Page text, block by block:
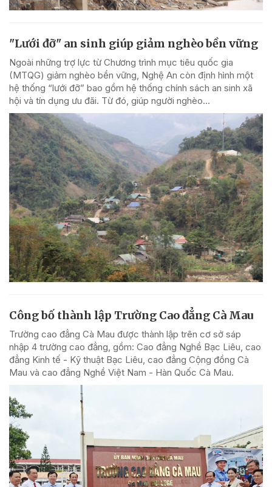
"Lưới đỡ" an sinh giúp giảm nghèo bền vững
Ngoài những trợ lực từ Chương trình mục tiêu quốc gia
(MTQG) giảm nghèo bền vững, Nghệ An còn định hình một
hệ thống “lưới đỡ” bao gồm hệ thống chính sách an sinh xã
hội và tín dụng ưu đãi. Từ đó, giúp người nghèo...
Công bố thành lập Trường Cao đẳng Cà Mau
Trường cao đẳng Cà Mau được thành lập trên cơ sở sáp
nhập 4 trường cao đẳng, gồm: Cao đẳng Nghề Bạc Liêu, cao
đẳng Kinh tế - Kỹ thuật Bạc Liêu, cao đẳng Cộng đồng Cà
Mau và cao đẳng Nghề Việt Nam - Hàn Quốc Cà Mau.